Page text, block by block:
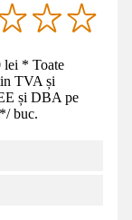
* Toate
TVA și
și DBA pe
*/ buc.